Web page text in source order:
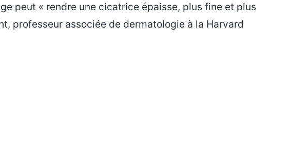
peut « rendre une cicatrice épaisse, plus fine et plus
professeur associée de dermatologie à la Harvard